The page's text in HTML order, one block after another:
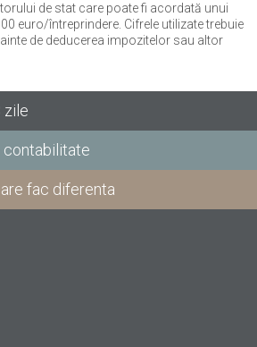
de stat care poate fi acordată unui
euro/întreprindere. Cifrele utilizate trebuie
de deducerea impozitelor sau altor
zile
contabilitate
fac diferenta